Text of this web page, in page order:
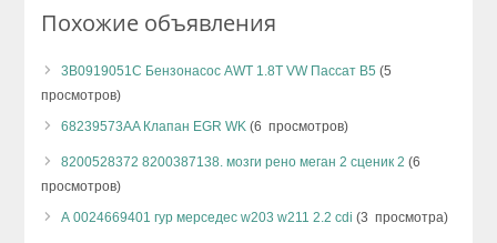
Похожие объявления
3B0919051C Бензонасос AWT 1.8T VW Пассат В5 (5
просмотров)
68239573AA Клапан EGR WK (6 просмотров)
8200528372 8200387138. мозги рено меган 2 сценик 2 (6
просмотров)
А 0024669401 гур мерседес w203 w211 2.2 cdi (3 просмотра)